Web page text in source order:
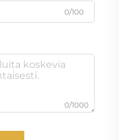
0/100
0/1000